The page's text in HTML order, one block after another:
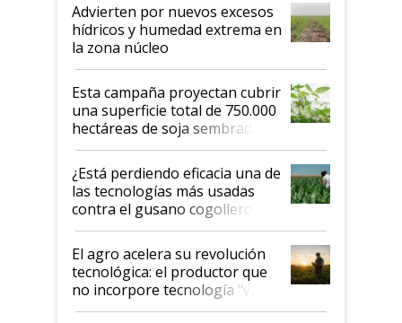
Advierten por nuevos excesos
hídricos y humedad extrema en
la zona núcleo
Esta campaña proyectan cubrir
una superficie total de 750.000
hectáreas de soja sembradas
con una nueva generación de
variedades que marcan un
salto tecnológico en genética y
rendimiento
¿Está perdiendo eficacia una de
las tecnologías más usadas
contra el gusano cogollero? El
desafío de una tecnología clave
El agro acelera su revolución
tecnológica: el productor que
no incorpore tecnología "va a
perder el tren"